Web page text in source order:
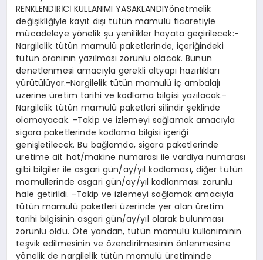
RENKLENDİRİCİ KULLANIMI YASAKLANDIYönetmelik
değişikliğiyle kayıt dışı tütün mamulü ticaretiyle
mücadeleye yönelik şu yenilikler hayata geçirilecek:-
Nargilelik tütün mamulü paketlerinde, içeriğindeki
tütün oranının yazılması zorunlu olacak. Bunun
denetlenmesi amacıyla gerekli altyapı hazırlıkları
yürütülüyor.-Nargilelik tütün mamulü iç ambalajı
üzerine üretim tarihi ve kodlama bilgisi yazılacak.-
Nargilelik tütün mamulü paketleri silindir şeklinde
olamayacak. -Takip ve izlemeyi sağlamak amacıyla
sigara paketlerinde kodlama bilgisi içeriği
genişletilecek. Bu bağlamda, sigara paketlerinde
üretime ait hat/makine numarası ile vardiya numarası
gibi bilgiler ile asgari gün/ay/yıl kodlaması, diğer tütün
mamullerinde asgari gün/ay/yıl kodlanması zorunlu
hale getirildi. -Takip ve izlemeyi sağlamak amacıyla
tütün mamulü paketleri üzerinde yer alan üretim
tarihi bilgisinin asgari gün/ay/yıl olarak bulunması
zorunlu oldu. Öte yandan, tütün mamulü kullanımının
teşvik edilmesinin ve özendirilmesinin önlenmesine
yönelik de nargilelik tütün mamulü üretiminde